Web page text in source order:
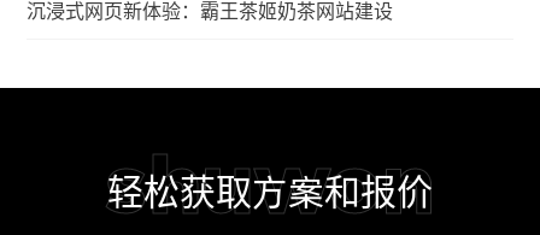
沉浸式网页新体验：霸王茶姬奶茶网站建设
shuwon
轻松获取方案和报价